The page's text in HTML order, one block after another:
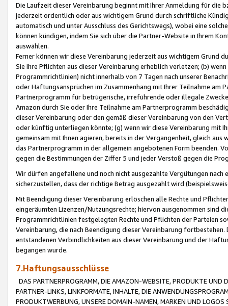
Die Laufzeit dieser Vereinbarung beginnt mit Ihrer Anmeldung für die
jederzeit ordentlich oder aus wichtigem Grund durch schriftliche
automatisch und unter Ausschluss des Gerichtswegs), wobei eine
können kündigen, indem Sie sich über die Partner-Website in Ihrem
auswählen.
Ferner können wir diese Vereinbarung jederzeit aus wichtigem Grund
Sie Ihre Pflichten aus dieser Vereinbarung erheblich verletzen; (b)
Programmrichtlinien) nicht innerhalb von 7 Tagen nach unserer
oder Haftungsansprüchen im Zusammenhang mit Ihrer Teilnahme am
Partnerprogramm für betrügerische, irreführende oder illegale
Amazon durch Sie oder Ihre Teilnahme am Partnerprogramm
dieser Vereinbarung oder den gemäß dieser Vereinbarung von den
oder künftig unterliegen könnte; (g) wenn wir diese Vereinbarung mit
gemeinsam mit Ihnen agieren, bereits in der Vergangenheit, gleich
das Partnerprogramm in der allgemein angebotenen Form beenden.
gegen die Bestimmungen der Ziffer 5 und jeder Verstoß gegen die
Wir dürfen angefallene und noch nicht ausgezahlte Vergütungen
sicherzustellen, dass der richtige Betrag ausgezahlt wird
Mit Beendigung dieser Vereinbarung erlöschen alle Rechte und
eingeräumten Lizenzen/Nutzungsrechte; hiervon ausgenommen sind
Programmrichtlinien festgelegten Rechte und Pflichten der Parteien
Vereinbarung, die nach Beendigung dieser Vereinbarung
entstandenen Verbindlichkeiten aus dieser Vereinbarung und der
begangen wurde.
7.Haftungsausschlüsse
DAS PARTNERPROGRAMM, DIE AMAZON-WEBSITE, PRODUKTE UND
PARTNER-LINKS, LINKFORMATE, INHALTE, DIE
PRODUKTWERBUNG, UNSERE DOMAIN-NAMEN, MARKEN UND